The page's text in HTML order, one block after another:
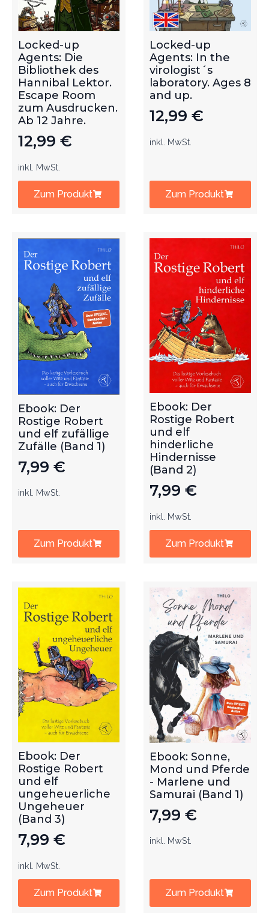
Locked-up
Agents: Die
Bibliothek des
Hannibal Lektor.
Escape Room
zum Ausdrucken.
Ab 12 Jahre.
12,99 €
inkl. MwSt.
Zum Produkt
Locked-up
Agents: In the
virologist´s
laboratory. Ages 8
and up.
12,99 €
inkl. MwSt.
Zum Produkt
Ebook: Der
Rostige Robert
und elf zufällige
Zufälle (Band 1)
7,99 €
inkl. MwSt.
Zum Produkt
Ebook: Der
Rostige Robert
und elf
hinderliche
Hindernisse
(Band 2)
7,99 €
inkl. MwSt.
Zum Produkt
Ebook: Der
Rostige Robert
und elf
ungeheuerliche
Ungeheuer
(Band 3)
7,99 €
inkl. MwSt.
Zum Produkt
Ebook: Sonne,
Mond und Pferde
- Marlene und
Samurai (Band 1)
7,99 €
inkl. MwSt.
Zum Produkt